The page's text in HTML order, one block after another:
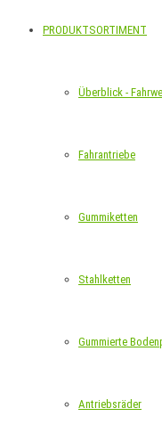
PRODUKTSORTIMENT
Überblick -
Fahrantriebe
Gummiketten
Stahlketten
Gummierte
Antriebsräder